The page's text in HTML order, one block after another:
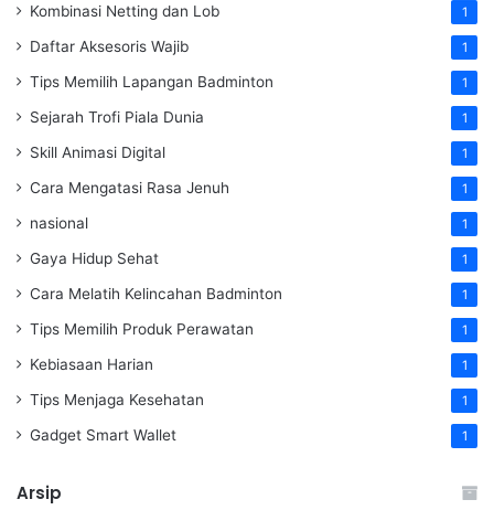
Kombinasi Netting dan Lob 1
Daftar Aksesoris Wajib 1
Tips Memilih Lapangan Badminton 1
Sejarah Trofi Piala Dunia 1
Skill Animasi Digital 1
Cara Mengatasi Rasa Jenuh 1
nasional 1
Gaya Hidup Sehat 1
Cara Melatih Kelincahan Badminton 1
Tips Memilih Produk Perawatan 1
Kebiasaan Harian 1
Tips Menjaga Kesehatan 1
Gadget Smart Wallet 1
Arsip